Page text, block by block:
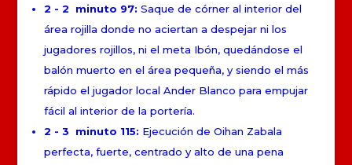
2 - 2 minuto 97: Saque de córner al interior del
área rojilla donde no aciertan a despejar ni los
jugadores rojillos, ni el meta Ibón, quedándose el
balón muerto en el área pequeña, y siendo el más
rápido el jugador local Ander Blanco para empujar
fácil al interior de la portería.
2 - 3 minuto 115: Ejecución de Oihan Zabala
perfecta, fuerte, centrado y alto de una pena